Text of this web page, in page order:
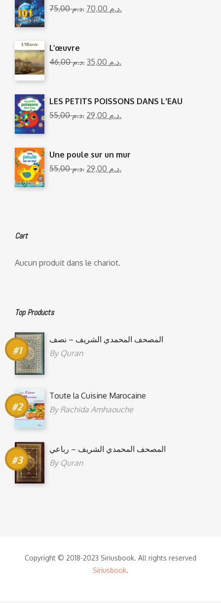
75,00
د.م. 70,00 د.م.
L’œuvre
46,00
د.م. 35,00 د.م.
LES PETITS POISSONS DANS L'EAU
55,00
د.م. 29,00 د.م.
Une poule sur un mur
55,00
د.م. 29,00 د.م.
Cart
Aucun produit dans le chariot.
Top Products
المصحف المحمدي الشريف – نصف
By Quran
Toute la Cuisine Marocaine
ByRachida Amhaouche
المصحف المحمدي الشريف – رباعي
By Quran
Copyright © 2018-2023 Siriusbook. All rights reserved
Siriusbook.